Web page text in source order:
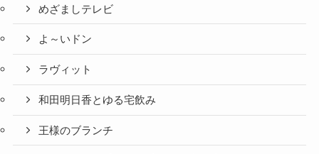
めざましテレビ
よ～いドン
ラヴィット
和田明日香とゆる宅飲み
王様のブランチ